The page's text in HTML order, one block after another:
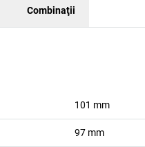
Combinaţii
101 mm
97 mm